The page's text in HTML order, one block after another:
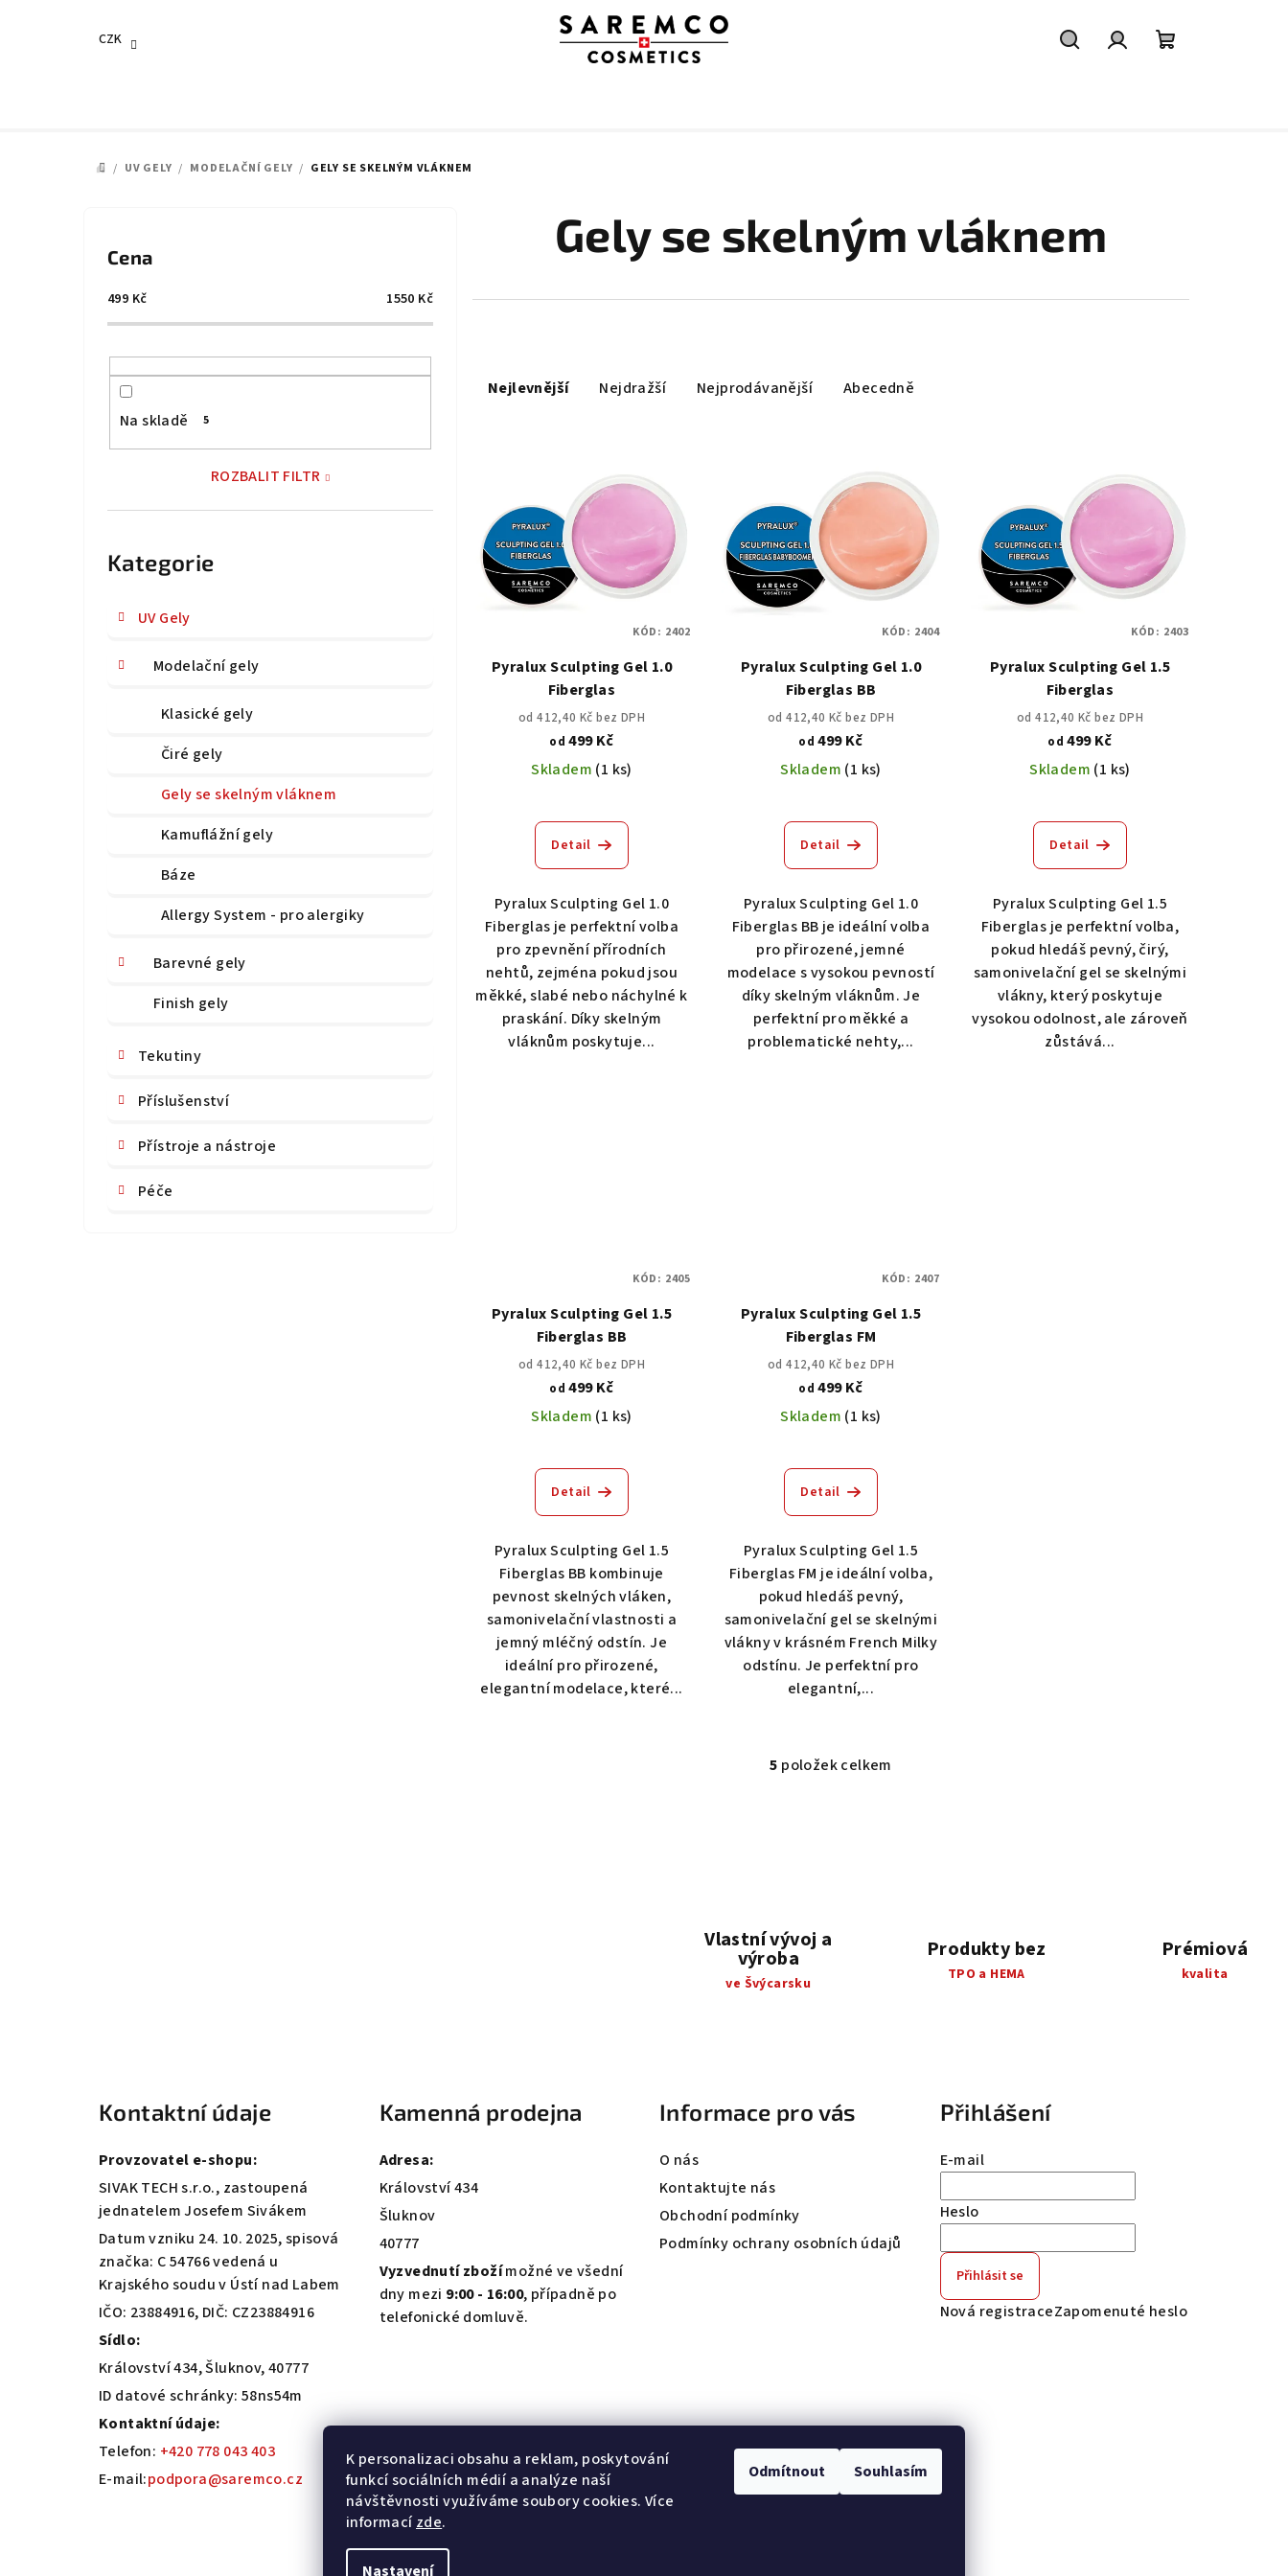
K personalizaci obsahu a reklam, poskytování
funkcí sociálních médií a analýze naší
návštěvnosti využíváme soubory cookies. Více
informacízde.
Nastavení
Odmítnout Souhlasím
CZK
DOMŮ
/ UV GELY / MODELAČNÍ GELY / GELY SE SKELNÝM VLÁKNEM
Cena
499 Kč 1550 Kč
Na skladě 5
ROZBALIT FILTR
Kategorie
UV Gely
Modelační gely
Klasické gely
Čiré gely
Gely se skelným vláknem
Kamuflážní gely
Báze
Allergy System - pro alergiky
Barevné gely
Finish gely
Tekutiny
Příslušenství
Přístroje a nástroje
Péče
Gely se skelným vláknem
a
í
p
Nejlevnější Nejdražší Nejprodávanější Abecedně
p
i
Pyralux Sculpting Gel 1.0
Fiberglas
od 412,40 Kč bez DPH
od 499 Kč
Skladem (1 ks)
Detail
Pyralux Sculpting Gel 1.0
Fiberglas je perfektní volba
pro zpevnění přírodních
nehtů, zejména pokud jsou
měkké, slabé nebo náchylné k
praskání. Díky skelným
vláknům poskytuje...
KÓD: 2402
Pyralux Sculpting Gel 1.0
Fiberglas BB
od 412,40 Kč bez DPH
od 499 Kč
Skladem (1 ks)
Detail
Pyralux Sculpting Gel 1.0
Fiberglas BB je ideální volba
pro přirozené, jemné
modelace s vysokou pevností
díky skelným vláknům. Je
perfektní pro měkké a
problematické nehty,...
KÓD: 2404
Pyralux Sculpting Gel 1.5
Fiberglas
od 412,40 Kč bez DPH
od 499 Kč
Skladem (1 ks)
Detail
Pyralux Sculpting Gel 1.5
Fiberglas je perfektní volba,
pokud hledáš pevný, čirý,
samonivelační gel se skelnými
vlákny, který poskytuje
vysokou odolnost, ale zároveň
zůstává...
KÓD: 2403
Pyralux Sculpting Gel 1.5
Fiberglas BB
od 412,40 Kč bez DPH
od 499 Kč
Skladem (1 ks)
Detail
Pyralux Sculpting Gel 1.5
Fiberglas BB kombinuje
pevnost skelných vláken,
samonivelační vlastnosti a
jemný mléčný odstín. Je
ideální pro přirozené,
elegantní modelace, které...
KÓD: 2405
Pyralux Sculpting Gel 1.5
Fiberglas FM
od 412,40 Kč bez DPH
od 499 Kč
Skladem (1 ks)
Detail
Pyralux Sculpting Gel 1.5
Fiberglas FM je ideální volba,
pokud hledáš pevný,
samonivelační gel se skelnými
vlákny v krásném French Milky
odstínu. Je perfektní pro
elegantní,...
KÓD: 2407
O
c
y
v
s
5 položek celkem
Vlastní vývoj a
výroba
ve Švýcarsku
Produkty bez
TPO a HEMA
Prémiová
kvalita
Kontaktní údaje
Provzovatel e-shopu:
SIVAK TECH s.r.o., zastoupená
jednatelem Josefem Sivákem
Datum vzniku 24. 10. 2025, spisová
značka: C 54766 vedená u
Krajského soudu v Ústí nad Labem
IČO: 23884916, DIČ: CZ23884916
Sídlo:
Království 434, Šluknov, 40777
ID datové schránky: 58ns54m
Kontaktní údaje:
Telefon: +420 778 043 403
E-mail:podpora@saremco.cz
Kamenná prodejna
Adresa:
Království 434
Šluknov
40777
Vyzvednutí zbožímožné ve všední
dny mezi 9:00 - 16:00, případně po
telefonické domluvě.
Informace pro vás
O nás
Kontaktujte nás
Obchodní podmínky
Podmínky ochrany osobních údajů
Přihlášení
E-mail
Heslo
Přihlásit se
Nová registraceZapomenuté heslo